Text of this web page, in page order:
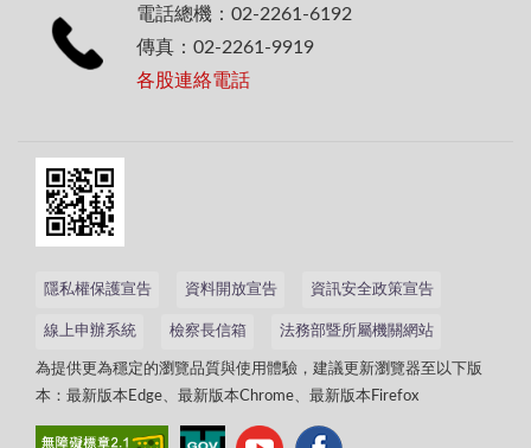
電話總機：02-2261-6192
傳真：02-2261-9919
各股連絡電話
隱私權保護宣告 資料開放宣告 資訊安全政策宣告
線上申辦系統 檢察長信箱 法務部暨所屬機關網站
為提供更為穩定的瀏覽品質與使用體驗，建議更新瀏覽器至以下版
本：最新版本Edge、最新版本Chrome、最新版本Firefox